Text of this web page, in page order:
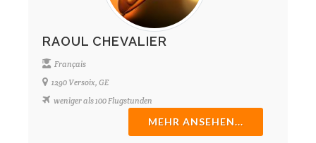
RAOUL CHEVALIER
Français
1290 Versoix, GE
weniger als 100 Flugstunden
MEHR ANSEHEN...